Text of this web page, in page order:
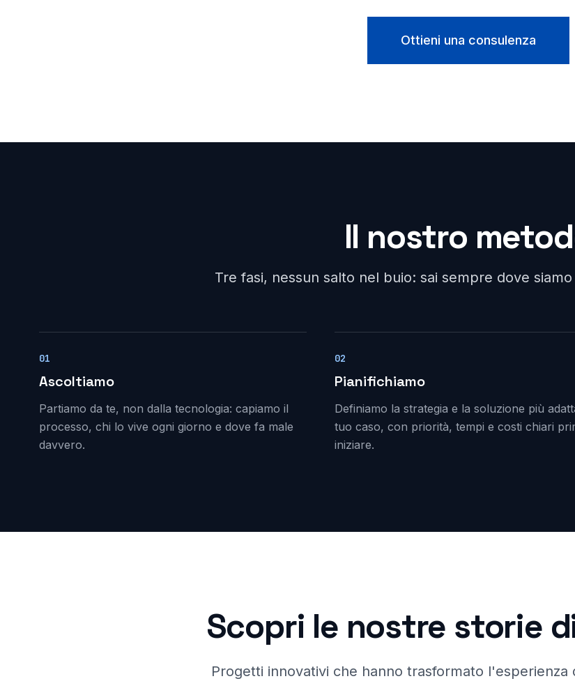
Ottieni una consulenza
Il nostro
Tre fasi, nessun salto nel buio: sai sempre dove
01
Ascoltiamo
Partiamo da te, non dalla tecnologia: capiamo il
processo, chi lo vive ogni giorno e dove fa male
davvero.
02
Pianifichiamo
Definiamo la strategia e la soluzione più
tuo caso, con priorità, tempi e costi chiari
iniziare.
Scopri le nostre storie
Progetti innovativi che hanno trasformato l'esperienza